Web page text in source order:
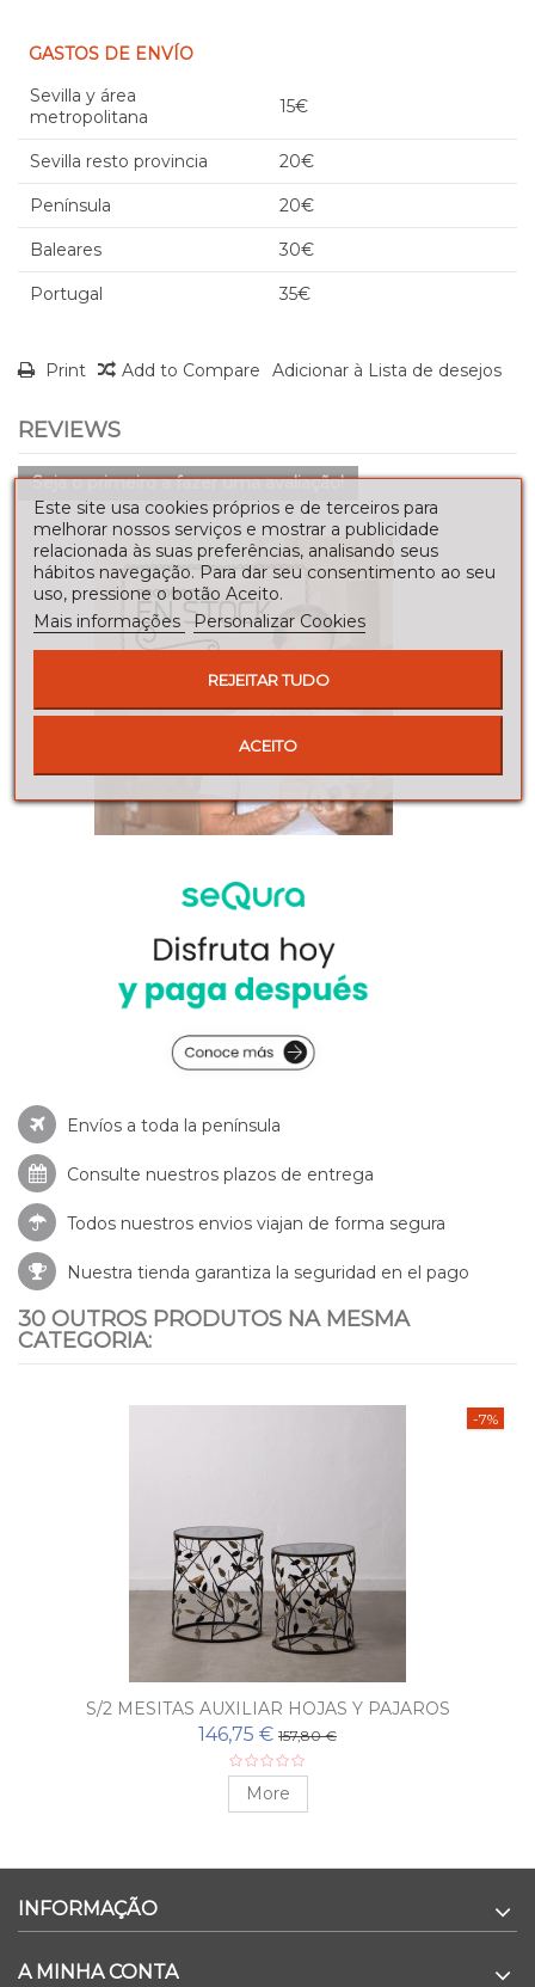
GASTOS DE ENVÍO
Sevilla y área
metropolitana
15€
Sevilla resto provincia 20€
Península 20€
Baleares 30€
Portugal 35€
Print Add to Compare Adicionar à Lista de desejos
REVIEWS
Seja o primeiro a fazer uma avaliação!
Envíos a toda la península
Consulte nuestros plazos de entrega
Todos nuestros envios viajan de forma segura
Nuestra tienda garantiza la seguridad en el pago
30 OUTROS PRODUTOS NA MESMA
CATEGORIA:
-7%
S/2 MESITAS AUXILIAR HOJAS Y PAJAROS
146,75 € 157,80 €
More
INFORMAÇÃO
A MINHA CONTA
Este site usa cookies próprios e de terceiros para
melhorar nossos serviços e mostrar a publicidade
relacionada às suas preferências, analisando seus
hábitos navegação. Para dar seu consentimento ao seu
uso, pressione o botão Aceito.
Mais informações Personalizar Cookies
REJEITAR TUDO
ACEITO